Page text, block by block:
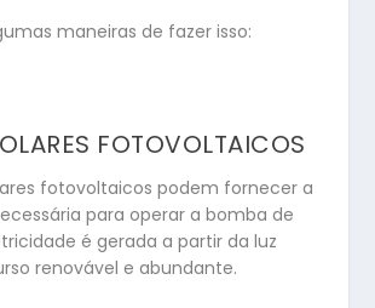
maneiras de fazer isso:
FOTOVOLTAICOS
fotovoltaicos podem fornecer a
para operar a bomba de
é gerada a partir da luz
renovável e abundante.